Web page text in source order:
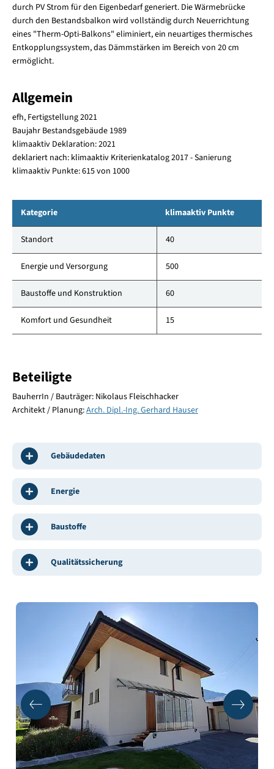
durch PV Strom für den Eigenbedarf generiert. Die Wärmebrücke
durch den Bestandsbalkon wird vollständig durch Neuerrichtung
eines "Therm-Opti-Balkons" eliminiert, ein neuartiges thermisches
Entkopplungssystem, das Dämmstärken im Bereich von 20 cm
ermöglicht.
Allgemein
efh, Fertigstellung 2021
Baujahr Bestandsgebäude 1989
klimaaktiv Deklaration: 2021
deklariert nach: klimaaktiv Kriterienkatalog 2017 - Sanierung
klimaaktiv Punkte: 615 von 1000
Kategorie klimaaktiv Punkte
Standort 40
Energie und Versorgung 500
Baustoffe und Konstruktion 60
Komfort und Gesundheit 15
Beteiligte
BauherrIn / Bauträger: Nikolaus Fleischhacker
Architekt / Planung:Arch. Dipl.-Ing. Gerhard Hauser
Gebäudedaten
Energie
Baustoffe
Qualitätssicherung